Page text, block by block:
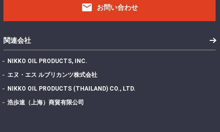
イ
数
稿
日
2022年7月7日
最
email お問い合わせ
関連会社
NIKKO OIL PRODUCTS, INC.
エヌ・エス ルブリカンツ株式会社
NIKKO OIL PRODUCTS (THAILAND) CO., LTD.
浩歩速（上海）商貿有限公司